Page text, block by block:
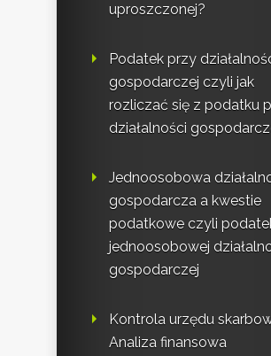
uproszczonej?
Podatek przy
gospodarczej czyli jak
rozliczać się z podatku
działalności
Jednoosobowa
gospodarcza a kwestie
podatkowe czyli
jednoosobowej
gospodarczej
Kontrola urzędu
Analiza finansowa